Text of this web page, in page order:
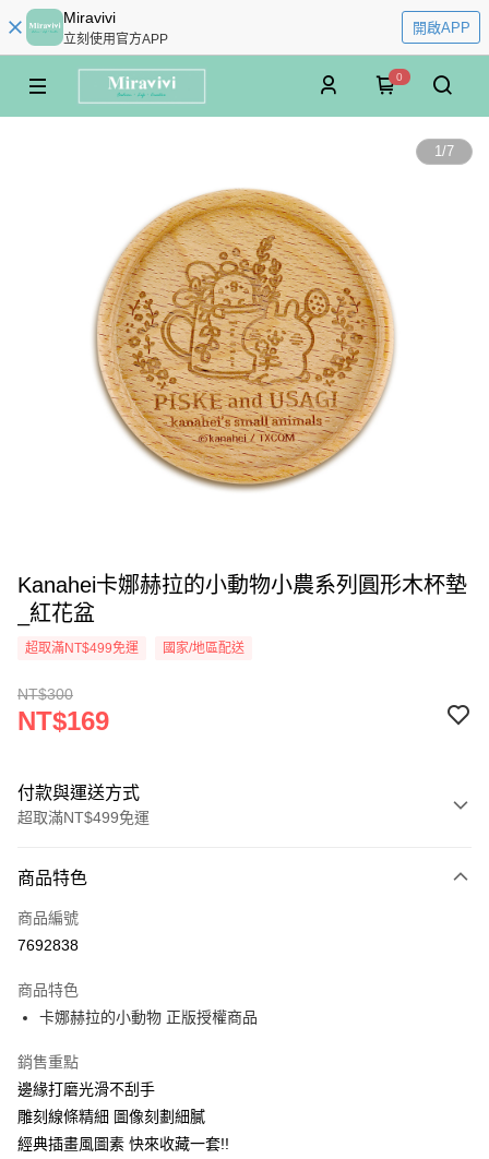
Miravivi
立刻使用官方APP
開啟APP
0
1/7
Kanahei卡娜赫拉的小動物小農系列圓形木杯墊
_紅花盆
超取滿NT$499免運 國家/地區配送
NT$300
NT$169
付款與運送方式
超取滿NT$499免運
信用卡一次付款
超商取貨付款
Apple Pay
街口支付
悠遊付
AFTEE先享後付
商品特色
商品編號
7692838
商品特色
卡娜赫拉的小動物 正版授權商品
銷售重點
邊緣打磨光滑不刮手
雕刻線條精細 圖像刻劃細膩
經典插畫風圖素 快來收藏一套!!